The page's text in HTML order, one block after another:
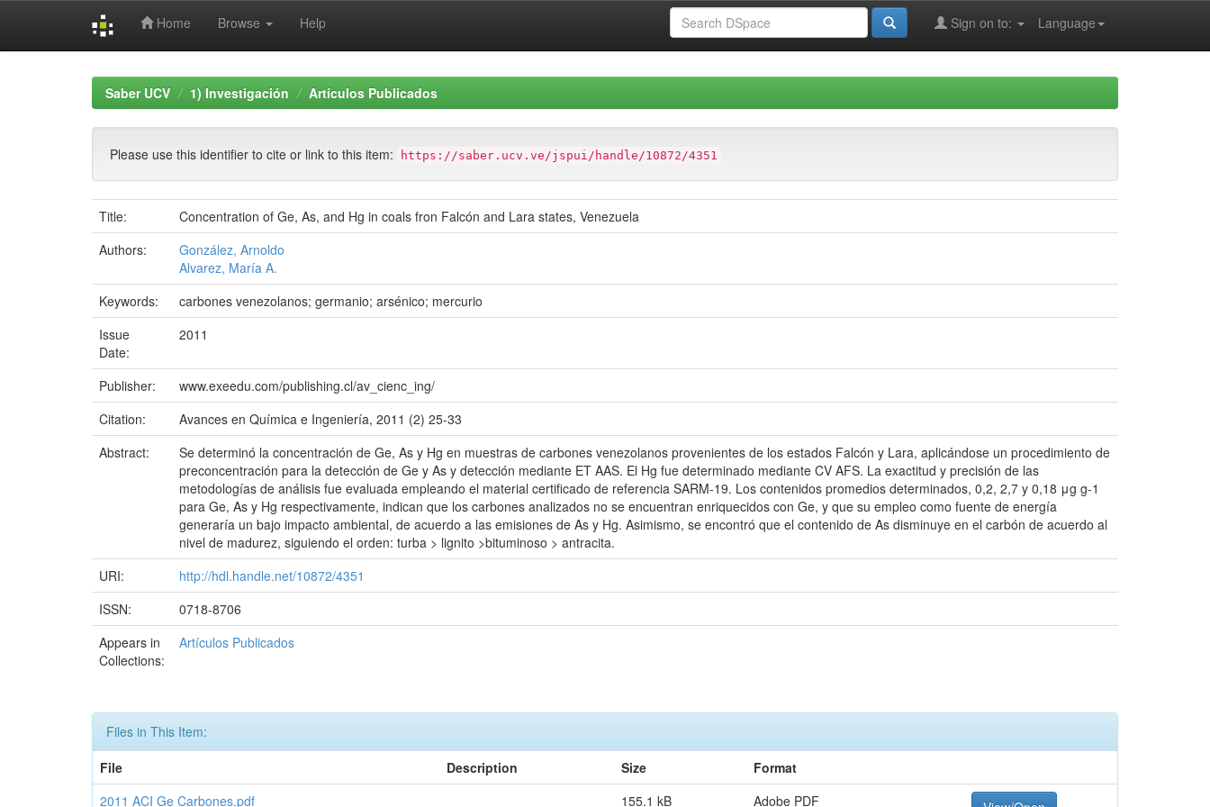
Home Browse Help Language
Sign on to:
Saber UCV 1) Investigación Artículos Publicados
Please use this identifier to cite or link to this item: https://saber.ucv.ve/jspui/handle/10872/4351
Title:
Concentration of Ge, As, and Hg in coals fron Falcón and Lara states, Venezuela
Authors:
González, Arnoldo
Alvarez, María A.
Keywords:
carbones venezolanos; germanio; arsénico; mercurio
Issue
Date:
2011
Publisher:
www.exeedu.com/publishing.cl/av_cienc_ing/
Citation:
Avances en Química e Ingeniería, 2011 (2) 25-33
Abstract:
Se determinó la concentración de Ge, As y Hg en muestras de carbones venezolanos provenientes de los estados Falcón y Lara, aplicándose un procedimiento de
preconcentración para la detección de Ge y As y detección mediante ET AAS. El Hg fue determinado mediante CV AFS. La exactitud y precisión de las
metodologías de análisis fue evaluada empleando el material certificado de referencia SARM-19. Los contenidos promedios determinados, 0,2, 2,7 y 0,18 μg g-1
para Ge, As y Hg respectivamente, indican que los carbones analizados no se encuentran enriquecidos con Ge, y que su empleo como fuente de energía
generaría un bajo impacto ambiental, de acuerdo a las emisiones de As y Hg. Asimismo, se encontró que el contenido de As disminuye en el carbón de acuerdo al
nivel de madurez, siguiendo el orden: turba > lignito >bituminoso > antracita.
URI:
http://hdl.handle.net/10872/4351
ISSN:
0718-8706
Appears in
Collections:
Artículos Publicados
Files in This Item:
File
Description Size
Format
2011 ACI Ge Carbones.pdf
155.1 kB Adobe PDF